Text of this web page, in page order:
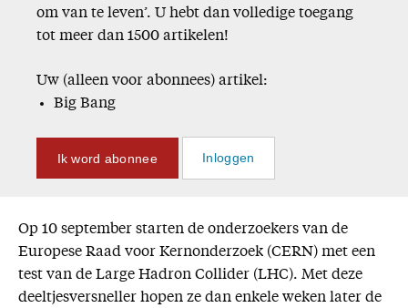
om van te leven’. U hebt dan volledige toegang
tot meer dan 1500 artikelen!
Uw (alleen voor abonnees) artikel:
Big Bang
Ik word abonnee Inloggen
Op 10 september starten de onderzoekers van de
Europese Raad voor Kernonderzoek (CERN) met een
test van de Large Hadron Collider (LHC). Met deze
deeltjesversneller hopen ze dan enkele weken later de